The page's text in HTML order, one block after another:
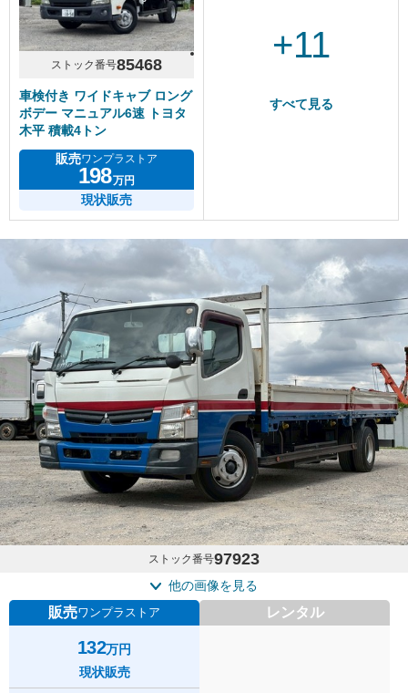
ストック番号85468
車検付き ワイドキャブ ロング
ボデー マニュアル6速 トヨタ
木平 積載4トン
販売ワンプラストア
198万円
現状販売
+11
すべて見る
ストック番号97923
他の画像を見る
販売ワンプラストア
132万円
現状販売
レンタル